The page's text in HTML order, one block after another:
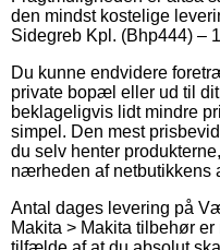
den mindst kostelige
Sidegreb Kpl. (Bhp444) –
Du kunne endvidere
private bopæl eller ud til
beklageligvis lidt mindre
simpel. Den mest
du selv henter
nærheden af netbutikkens
Antal dages levering på
Makita > Makita tilbehør